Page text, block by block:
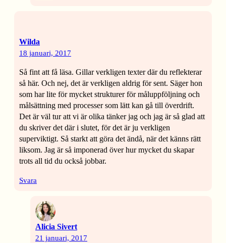
Wilda
18 januari, 2017
Så fint att få läsa. Gillar verkligen texter där du reflekterar
så här. Och nej, det är verkligen aldrig för sent. Säger hon
som har lite för mycket strukturer för måluppföljning och
målsättning med processer som lätt kan gå till överdrift.
Det är väl tur att vi är olika tänker jag och jag är så glad att
du skriver det där i slutet, för det är ju verkligen
superviktigt. Så starkt att göra det ändå, när det känns rätt
liksom. Jag är så imponerad över hur mycket du skapar
trots all tid du också jobbar.
Svara
Alicia Sivert
21 januari, 2017